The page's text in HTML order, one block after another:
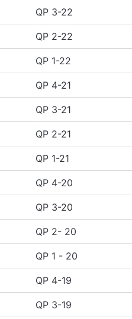
QP 3-22
QP 2-22
QP 1-22
QP 4-21
QP 3-21
QP 2-21
QP 1-21
QP 4-20
QP 3-20
QP 2- 20
QP 1 - 20
QP 4-19
QP 3-19